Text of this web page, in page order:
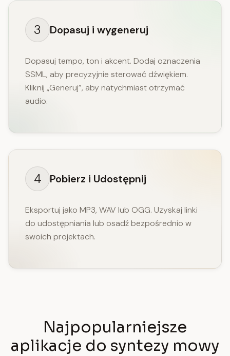
3 Dopasuj i wygeneruj
Dopasuj tempo, ton i akcent. Dodaj oznaczenia
SSML, aby precyzyjnie sterować dźwiękiem.
Kliknij „Generuj”, aby natychmiast otrzymać
audio.
4 Pobierz i Udostępnij
Eksportuj jako MP3, WAV lub OGG. Uzyskaj linki
do udostępniania lub osadź bezpośrednio w
swoich projektach.
Najpopularniejsze
aplikacje do syntezy mowy